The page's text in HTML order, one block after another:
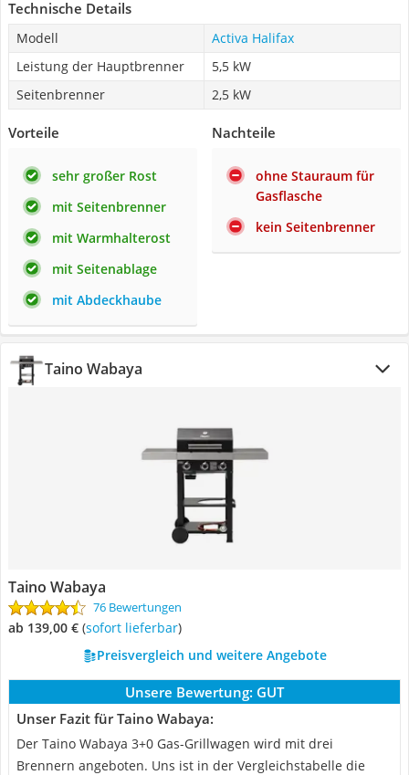
Technische Details
Modell
Activa Halifax
Leistung der Hauptbrenner
5,5 kW
Seitenbrenner
2,5 kW
Vorteile
sehr großer Rost
mit Seitenbrenner
mit Warmhalterost
mit Seitenablage
mit Abdeckhaube
Nachteile
ohne Stauraum für
Gasflasche
kein Seitenbrenner
Taino Wabaya
Taino Wabaya
76 Bewertungen
ab 139,00 € ( Sofort lieferbar)
Preisvergleich und weitere Angebote
Unsere Bewertung: GUT
Unser Fazit für Taino Wabaya:
Der Taino Wabaya 3+0 Gas-Grillwagen wird mit drei
Brennern angeboten. Uns ist in der Vergleichstabelle die